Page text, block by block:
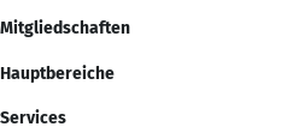
Mitgliedschaften
Hauptbereiche
Services